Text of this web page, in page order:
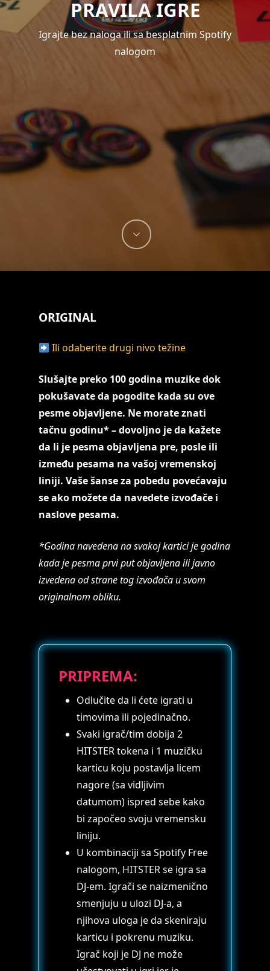
PRAVILA IGRE
Igrajte bez naloga ili sa besplatnim Spotify
nalogom
ORIGINAL
Ili odaberite drugi nivo težine
Slušajte preko 100 godina muzike dok
pokušavate da pogodite kada su ove
pesme objavljene. Ne morate znati
tačnu godinu* – dovoljno je da kažete
da li je pesma objavljena pre, posle ili
između pesama na vašoj vremenskoj
liniji. Vaše šanse za pobedu povećavaju
se ako možete da navedete izvođače i
naslove pesama.
*Godina navedena na svakoj kartici je godina
kada je pesma prvi put objavljena ili javno
izvedena od strane tog izvođača u svom
originalnom obliku.
PRIPREMA:
Odlučite da li ćete igrati u
timovima ili pojedinačno.
Svaki igrač/tim dobija 2
HITSTER tokena i 1 muzičku
karticu koju postavlja licem
nagore (sa vidljivim
datumom) ispred sebe kako
bi započeo svoju vremensku
liniju.
U kombinaciji sa Spotify Free
nalogom, HITSTER se igra sa
DJ-em. Igrači se naizmenično
smenjuju u ulozi DJ-a, a
njihova uloga je da skeniraju
karticu i pokrenu muziku.
Igrač koji je DJ ne može